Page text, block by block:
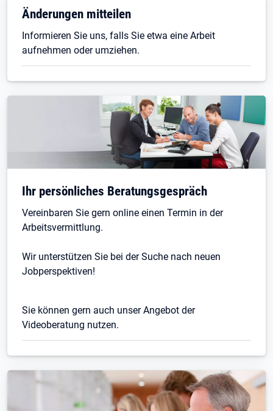
Änderungen mitteilen
Informieren Sie uns, falls Sie etwa eine Arbeit
aufnehmen oder umziehen.
Öffnet in neuem Tab
Ihr persönliches Beratungsgespräch
Vereinbaren Sie gern online einen Termin in der
Arbeitsvermittlung.
Wir unterstützen Sie bei der Suche nach neuen
Jobperspektiven!
Sie können gern auch unser Angebot der
Videoberatung nutzen.